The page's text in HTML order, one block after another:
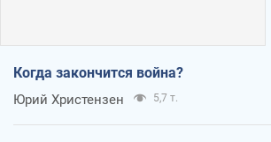
Когда закончится война?
Юрий Христензен 5,7 т.